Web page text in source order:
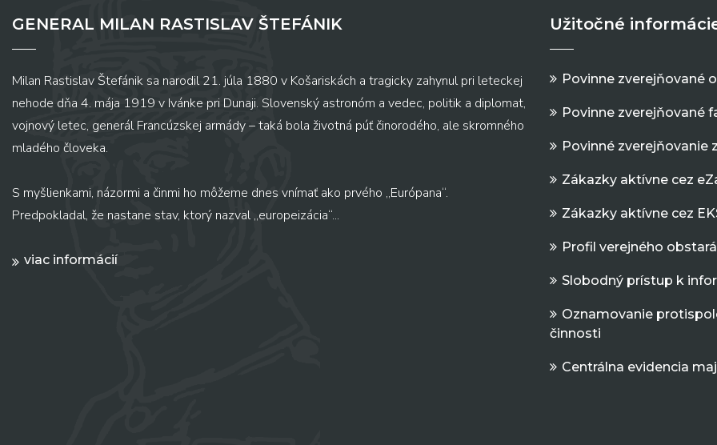
GENERAL MILAN RASTISLAV ŠTEFÁNIK
Milan Rastislav Štefánik sa narodil 21. júla 1880 v Košariskách a tragicky zahynul pri leteckej
nehode dňa 4. mája 1919 v Ivánke pri Dunaji. Slovenský astronóm a vedec, politik a diplomat,
vojnový letec, generál Francúzskej armády – taká bola životná púť činorodého, ale skromného
mladého človeka.
S myšlienkami, názormi a činmi ho môžeme dnes vnímať ako prvého „Európana“.
Predpokladal, že nastane stav, ktorý nazval „europeizácia“...
viac informácií
Užitočné
Povinne zverejňované
Povinne zverejňované
Povinné zverejňovanie
Zákazky aktívne cez
Zákazky aktívne cez
Profil verejného
Slobodný prístup k
Oznamovanie
činnosti
Centrálna evidencia